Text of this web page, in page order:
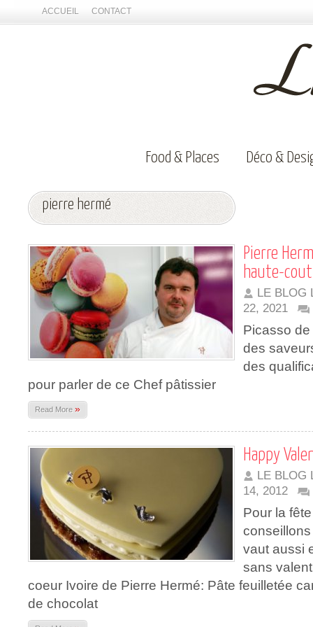
ACCUEIL CONTACT
Food & Places Déco &
pierre hermé
Pierre
haute-
LE BLOG
22, 2021
Picasso
des
des
pour parler de ce Chef pâtissier
Read More »
Happy
LE BLOG
14, 2012
Pour la
vaut aussi
sans
coeur Ivoire de Pierre Hermé: Pâte feuilletée
de chocolat